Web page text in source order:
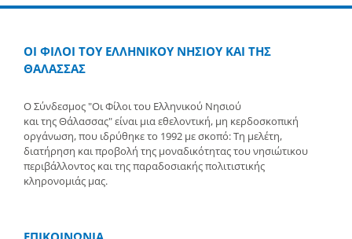
ΟΙ ΦΙΛΟΙ ΤΟΥ ΕΛΛΗΝΙΚΟΥ ΝΗΣΙΟΥ ΚΑΙ ΤΗΣ
ΘΑΛΑΣΣΑΣ
Ο Σύνδεσμος "Οι Φίλοι του Ελληνικού Νησιού
και της Θάλασσας" είναι μια εθελοντική, μη κερδοσκοπική
οργάνωση, που ιδρύθηκε το 1992 με σκοπό: Τη μελέτη,
διατήρηση και προβολή της μοναδικότητας του νησιώτικου
περιβάλλοντος και της παραδοσιακής πολιτιστικής
κληρονομιάς μας.